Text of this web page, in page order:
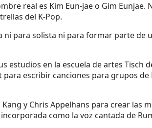
real es Kim Eun-jae o Gim Eunjae.
del K-Pop.
ni para solista ni para formar parte de
en la escuela de artes Tisch
escribir canciones para grupos de
y Chris Appelhans para crear las
como la voz cantada de